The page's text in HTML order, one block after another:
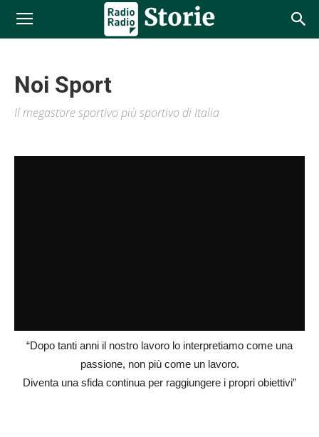
Noi Sport
Il megastore sportivo più sportivo di Italia
“Dopo tanti anni il nostro lavoro lo interpretiamo come una
passione, non più come un lavoro.
Diventa una sfida continua per raggiungere i propri obiettivi”